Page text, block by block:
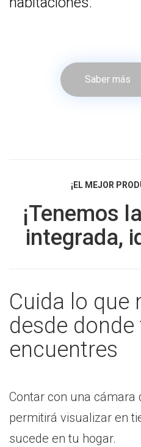
Saber más
¡EL MEJOR
¡Tenemos
integrada,
Cuida lo que
desde donde
encuentres
Contar con una cámara
permitirá visualizar en
sucede en tu hogar.